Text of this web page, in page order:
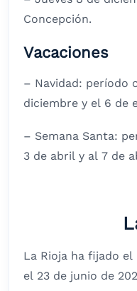
Concepción.
Vacaciones
– Navidad: período
diciembre y el 6 de
– Semana Santa:
3 de abril y al 7 de
La Rioja ha fijado
el 23 de junio de